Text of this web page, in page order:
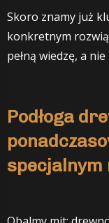
Skoro znamy już
konkretnym
pełną wiedzę, a
Podłoga
specjalnym